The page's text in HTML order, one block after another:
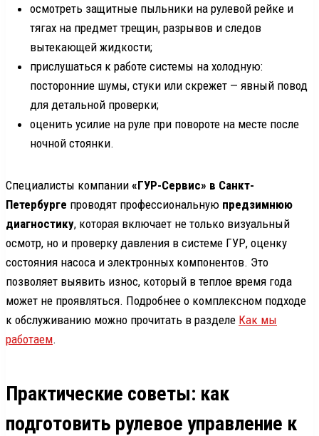
осмотреть защитные пыльники на рулевой рейке и
тягах на предмет трещин, разрывов и следов
вытекающей жидкости;
прислушаться к работе системы на холодную:
посторонние шумы, стуки или скрежет — явный повод
для детальной проверки;
оценить усилие на руле при повороте на месте после
ночной стоянки.
Специалисты компании «ГУР-Сервис» в Санкт-
Петербурге проводят профессиональную предзимнюю
диагностику, которая включает не только визуальный
осмотр, но и проверку давления в системе ГУР, оценку
состояния насоса и электронных компонентов. Это
позволяет выявить износ, который в теплое время года
может не проявляться. Подробнее о комплексном подходе
к обслуживанию можно прочитать в разделе Как мы
работаем.
Практические советы: как
подготовить рулевое управление к